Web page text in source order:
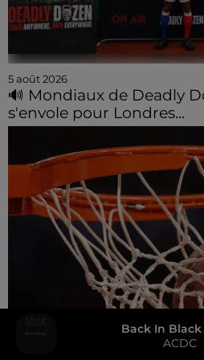
Back In Black
ACDC
5 août 2026
🔊 Mondiaux de Deadly
s'envole pour Londres...